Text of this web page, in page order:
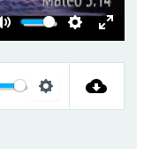
MUTE SETTINGS